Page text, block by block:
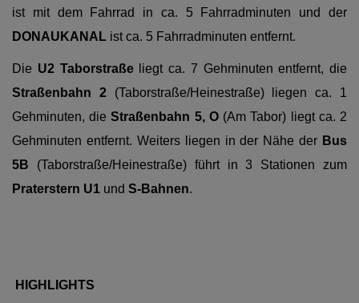
ist mit dem Fahrrad in ca. 5 Fahrradminuten und der
DONAUKANAL ist ca. 5 Fahrradminuten entfernt.
Die U2 Taborstraße
liegt ca. 7 Gehminuten entfernt, die
Straßenbahn 2 (Taborstraße/Heinestraße) liegen ca. 1
Gehminuten, dieStraßenbahn 5, O(Am Tabor) liegt ca. 2
Gehminuten entfernt. Weiters liegen in der Nähe der Bus
5B (Taborstraße/Heinestraße) führt in 3 Stationen zum
Praterstern U1 und S-Bahnen.
HIGHLIGHTS